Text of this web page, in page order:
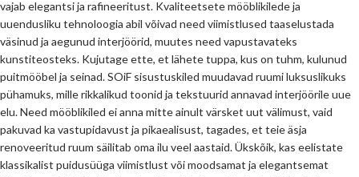
vajab elegantsi ja rafineeritust. Kvaliteetsete mööblikilede ja
uuendusliku tehnoloogia abil võivad need viimistlused taaselustada
väsinud ja aegunud interjöörid, muutes need vapustavateks
kunstiteosteks. Kujutage ette, et lähete tuppa, kus on tuhm, kulunud
puitmööbel ja seinad. SOiF sisustuskiled muudavad ruumi luksuslikuks
pühamuks, mille rikkalikud toonid ja tekstuurid annavad interjöörile uue
elu. Need mööblikiled ei anna mitte ainult värsket uut välimust, vaid
pakuvad ka vastupidavust ja pikaealisust, tagades, et teie äsja
renoveeritud ruum säilitab oma ilu veel aastaid. Ükskõik, kas eelistate
klassikalist puidusüüga viimistlust või moodsamat ja elegantsemat